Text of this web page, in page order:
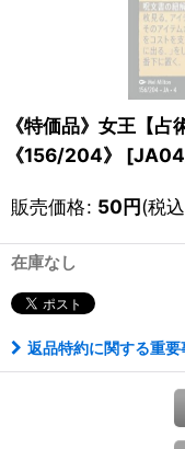
《特価品》女王【占
《156/204》
[
販売価格: 50円(税
在庫なし
返品特約に関する重要